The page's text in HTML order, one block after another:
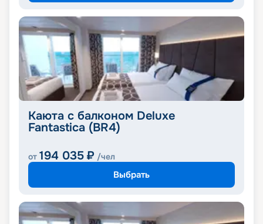
Каюта с балконом Deluxe
Fantastica (BR4)
от 194 035 ₽ /чел
Выбрать